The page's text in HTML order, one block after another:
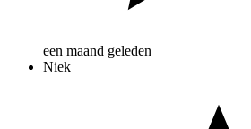
een maand geleden
Niek